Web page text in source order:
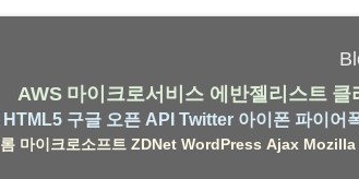
AWS 마이크로서비스 에반젤리스트 클
HTML5 구글 오픈 API Twitter 아이폰 파이어
롬 마이크로소프트 ZDNet WordPress Ajax Mozilla